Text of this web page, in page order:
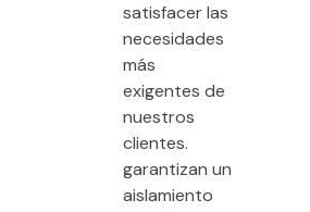
satisfacer las
necesidades
más
exigentes de
nuestros
clientes.
garantizan un
aislamiento